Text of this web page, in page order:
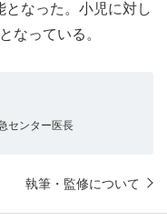
なった。小児に対し
なっている。
センター医長
執筆・監修について